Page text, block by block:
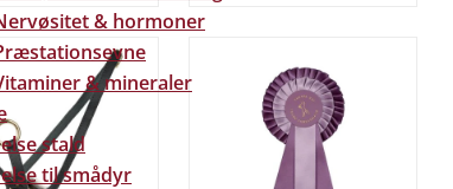
& hormoner
& mineraler
stald
til smådyr